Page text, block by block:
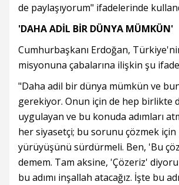
de paylaşıyorum" ifadelerinde
'DAHA ADİL BİR DÜNYA MÜMKÜN'
Cumhurbaşkanı Erdoğan,
misyonuna çabalarına ilişkin şu
"Daha adil bir dünya mümkün ve
gerekiyor. Onun için de hep birlikte
uygulayan ve bu konuda adımları
her siyasetçi; bu sorunu çözmek için
yürüyüşünü sürdürmeli. Ben, 'Bu
demem. Tam aksine, 'Çözeriz'
bu adımı inşallah atacağız. İşte bu